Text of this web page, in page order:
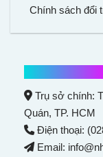
Chính sách đổi
Trụ sở chính:
Quán, TP. HCM
Điện thoại:
Email: